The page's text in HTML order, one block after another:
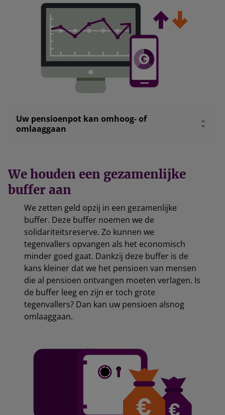
Uw pensioenpot kan omhoog- of
omlaaggaan
We houden een gezamenlijke
buffer aan
We zetten geld opzij in een gezamenlijke
buffer. Deze buffer noemen we de
solidariteitsreserve. Zo kunnen we
tegenvallers opvangen als het economisch
minder goed gaat. Dankzij deze buffer is de
kans kleiner dat we het pensioen van mensen
die al pensioen ontvangen moeten verlagen. Is
de buffer leeg en zijn er toch grote
tegenvallers? Dan kan uw pensioen alsnog
omlaaggaan.